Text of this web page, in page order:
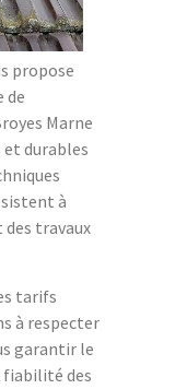
propose
de
Marne
et durables
à
travaux
tarifs
à respecter
garantir le
fiabilité des